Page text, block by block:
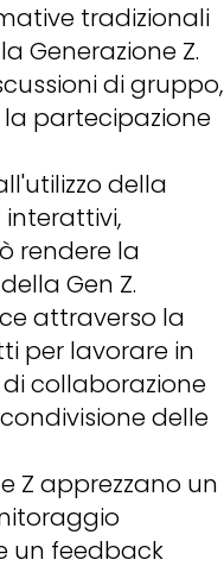
tradizionali
Generazione Z.
di gruppo,
partecipazione
della
rendere la
Gen Z.
attraverso la
per lavorare in
collaborazione
delle
Z apprezzano un
un feedback